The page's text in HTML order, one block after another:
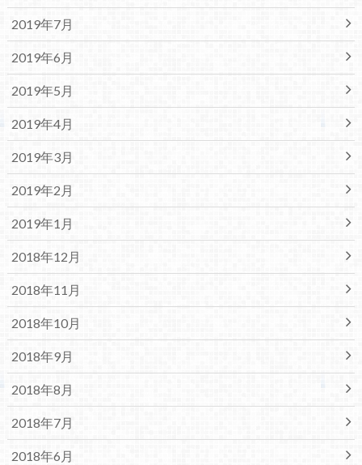
2019年7月
2019年6月
2019年5月
2019年4月
2019年3月
2019年2月
2019年1月
2018年12月
2018年11月
2018年10月
2018年9月
2018年8月
2018年7月
2018年6月